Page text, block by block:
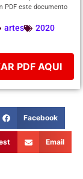
PDF este documento
artes
2020
PDF AQUI
Facebook
Email